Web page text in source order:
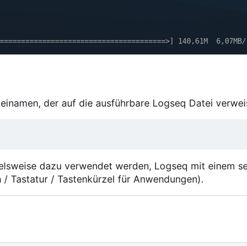
der auf die ausführbare Logseq Datei
dazu verwendet werden, Logseq mit einem
Tastatur / Tastenkürzel für Anwendungen).